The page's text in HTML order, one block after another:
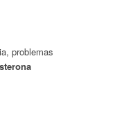
problemas